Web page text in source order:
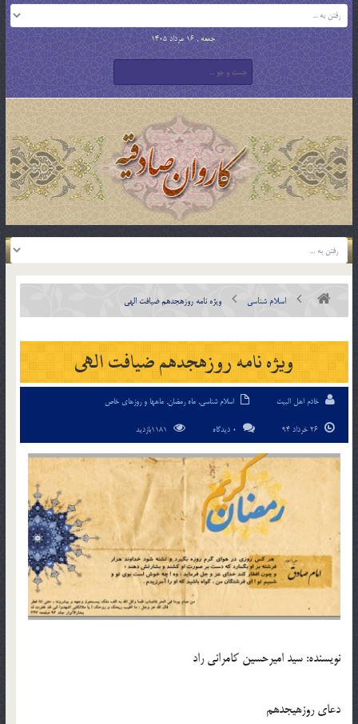
جمعه , 16 مرداد 1405
اسلام شناسی ویژه نامه روزهجدهم ضیافت الهی
ویژه نامه روزهجدهم ضیافت الهی
خادم اهل البیت اسلام شناسی, ماه رمضان, ماهها و روزهای خاص
0 دیدگاه
نويسنده: سید امیرحسین کامرانی راد
دعای روزهيجدهم